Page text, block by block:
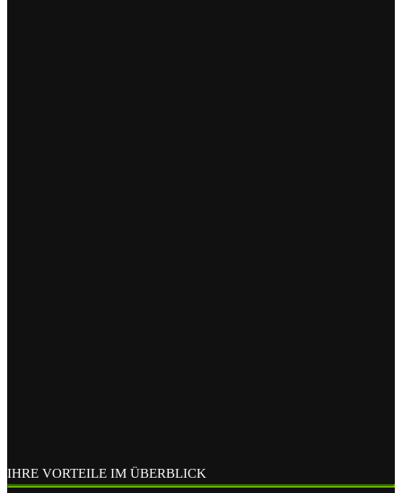
IHRE VORTEILE IM ÜBERBLICK